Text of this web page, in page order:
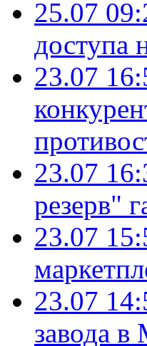
25.07
доступа
23.07
23.07
резерв"
23.07
23.07
завода